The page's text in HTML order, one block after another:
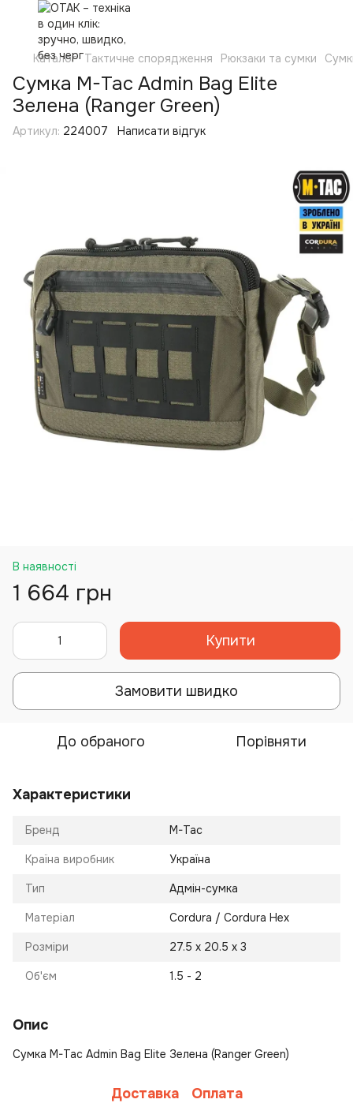
Каталог Тактичне спорядження Рюкзаки та сумки
Сумка M-Tac Admin Bag Elite
Зелена (Ranger Green)
Артикул: 224007 Написати відгук
В наявності
1 664 грн
Купити
Замовити швидко
До обраного Порівняти
Характеристики
Бренд M-Tac
Країна виробник Україна
Тип Адмін-сумка
Матеріал Cordura / Cordura Hex
Розміри 27.5 х 20.5 х 3
Об'єм 1.5 - 2
Опис
Сумка M-Tac Admin Bag Elite Зелена (Ranger Green)
Доставка Оплата